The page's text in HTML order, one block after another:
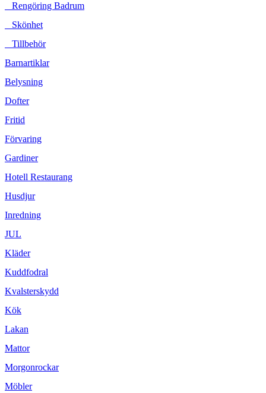
Rengöring Badrum
Skönhet
Tillbehör
Barnartiklar
Belysning
Dofter
Fritid
Förvaring
Gardiner
Hotell Restaurang
Husdjur
Inredning
JUL
Kläder
Kuddfodral
Kvalsterskydd
Kök
Lakan
Mattor
Morgonrockar
Möbler